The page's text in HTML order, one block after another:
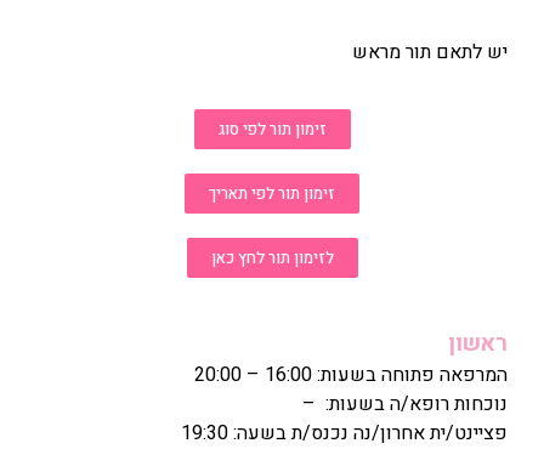
יש לתאם תור מראש
זימון תור לפי סוג
זימון תור לפי תאריך
לזימון תור לחץ כאן
ראשון
המרפאה פתוחה בשעות: 16:00 – 20:00
נוכחות רופא/ה בשעות: –
פציינט/ית אחרון/נה נכנס/ת בשעה: 19:30